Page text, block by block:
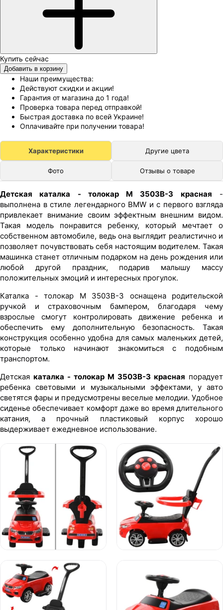
Добавить в корзину
Наши преимущества:
Действуют скидки и акции!
Гарантия от магазина до 1 года!
Проверка товара перед отправкой!
Быстрая доставка по всей Украине!
Оплачивайте при получении товара!
Характеристики Другие цвета
Фото Отзывы о товаре
Детская каталка - толокар M 3503B-3 красная -
выполнена в стиле легендарного BMW и с первого взгляда
привлекает внимание своим эффектным внешним видом.
Такая модель понравится ребенку, который мечтает о
собственном автомобиле, ведь она выглядит реалистично и
позволяет почувствовать себя настоящим водителем. Такая
машинка станет отличным подарком на день рождения или
любой другой праздник, подарив малышу массу
положительных эмоций и интересных прогулок.
Каталка - толокар M 3503B-3 оснащена родительской
ручкой и страховочным бампером, благодаря чему
взрослые смогут контролировать движение ребенка и
обеспечить ему дополнительную безопасность. Такая
конструкция особенно удобна для самых маленьких детей,
которые только начинают знакомиться с подобным
транспортом.
Детская каталка - толокар M 3503B-3 красная порадует
ребенка световыми и музыкальными эффектами, у авто
светятся фары и предусмотрены веселые мелодии. Удобное
сиденье обеспечивает комфорт даже во время длительного
катания, а прочный пластиковый корпус хорошо
выдерживает ежедневное использование.